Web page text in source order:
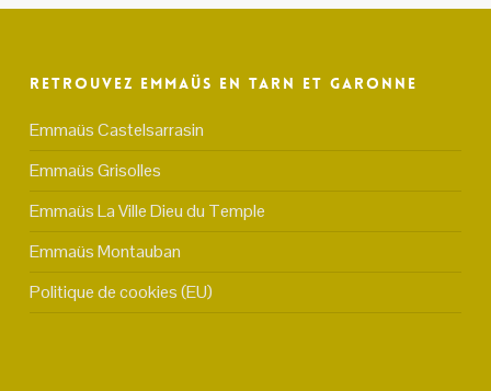
Retrouvez Emmaüs en Tarn et Garonne
Emmaüs Castelsarrasin
Emmaüs Grisolles
Emmaüs La Ville Dieu du Temple
Emmaüs Montauban
Politique de cookies (EU)